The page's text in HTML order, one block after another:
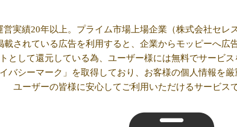
実績20年以上。プライム市場上場企業（株式会社セレ
載されている広告を利用すると、企業からモッピーへ広
として還元している為、ユーザー様には無料でサービス
バシーマーク」を取得しており、お客様の個人情報を厳
ユーザーの皆様に安心してご利用いただけるサービスで